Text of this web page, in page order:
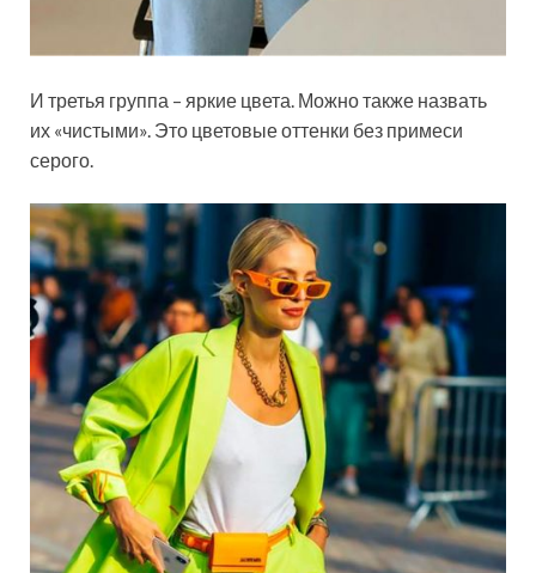
И третья группа – яркие цвета. Можно также назвать
их «чистыми». Это цветовые оттенки без примеси
серого.